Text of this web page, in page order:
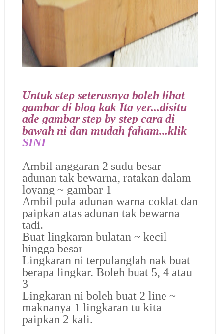
Untuk step seterusnya boleh lihat
gambar di blog kak Ita yer...disitu
ade gambar step by step cara di
bawah ni dan mudah faham...klik
SINI
Ambil anggaran 2 sudu besar
adunan tak bewarna, ratakan dalam
loyang ~ gambar 1
Ambil pula adunan warna coklat dan
paipkan atas adunan tak bewarna
tadi.
Buat lingkaran bulatan ~ kecil
hingga besar
Lingkaran ni terpulanglah nak buat
berapa lingkar. Boleh buat 5, 4 atau
3
Lingkaran ni boleh buat 2 line ~
maknanya 1 lingkaran tu kita
paipkan 2 kali.